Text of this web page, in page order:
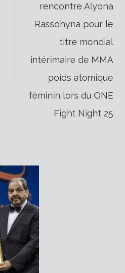
rencontre Alyona
Rassohyna pour le
titre mondial
intérimaire de MMA
poids atomique
féminin lors du ONE
Fight Night 25